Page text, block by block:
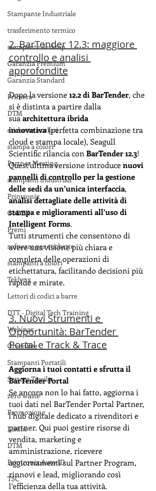
Stampante Industriale
trasferimento termico
stampante desktop
Garanzia Premium
Garanzia Standard
Primera
DTM
etichette a colori
stampa a colori
Partner Meeting
stampanti industriali
Printronix
GoDEX
Premi
software per etichette
stampanti a colori
Teklynx
Lettori di codici a barre
DTT - Digital Tech Training
Webinar
GreenBee
Stampanti Portatili
Settore Tessile
zero waste
Promozione
Listini
DTM
Printronix Auto ID
TSC
2. BarTender 12.3: maggiore
controllo e analisi
approfondite
Dopo la versione 12.2 di BarTender, che
si è distinta a partire dalla
sua architettura ibrida
innovativa (perfetta combinazione tra
cloud e stampa locale), Seagull
Scientific rilancia con BarTender 12.3!
Quest'ultima versione introduce nuovi
pannelli di controllo per la gestione
delle sedi da un’unica interfaccia,
analisi dettagliate delle attività di
stampa e miglioramenti all’uso di
Intelligent Forms.
Tutti strumenti che consentono di
avere una visione più chiara e
completa delle operazioni di
etichettatura, facilitando decisioni più
rapide e mirate.
3. Nuovi Strumenti e
Opportunità: BarTender
Portal e Track & Trace
Aggiorna i tuoi contatti e sfrutta il
BarTender Portal
Se ancora non lo hai fatto, aggiorna i
tuoi dati nel BarTender Portal Partner,
l’hub digitale dedicato a rivenditori e
partner. Qui puoi gestire risorse di
vendita, marketing e
amministrazione, ricevere
aggiornamenti sul Partner Program,
rinnovi e lead, migliorando così
l’efficienza della tua attività.